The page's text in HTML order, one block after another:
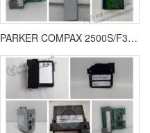
PARKER COMPAX 2500S/F3欧美进口 全新原装 质保一年